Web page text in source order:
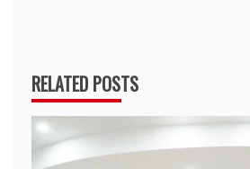
RELATED POSTS